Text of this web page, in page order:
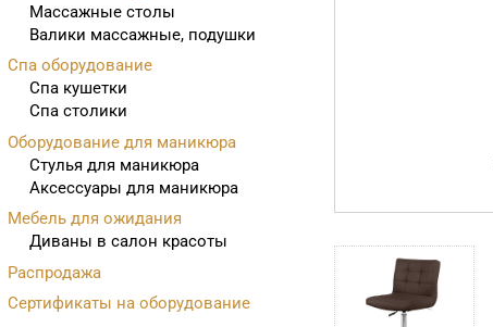
Массажные столы
Валики массажные, подушки
Спа оборудование
Спа кушетки
Спа столики
Оборудование для маникюра
Стулья для маникюра
Аксессуары для маникюра
Мебель для ожидания
Диваны в салон красоты
Распродажа
Сертификаты на оборудование